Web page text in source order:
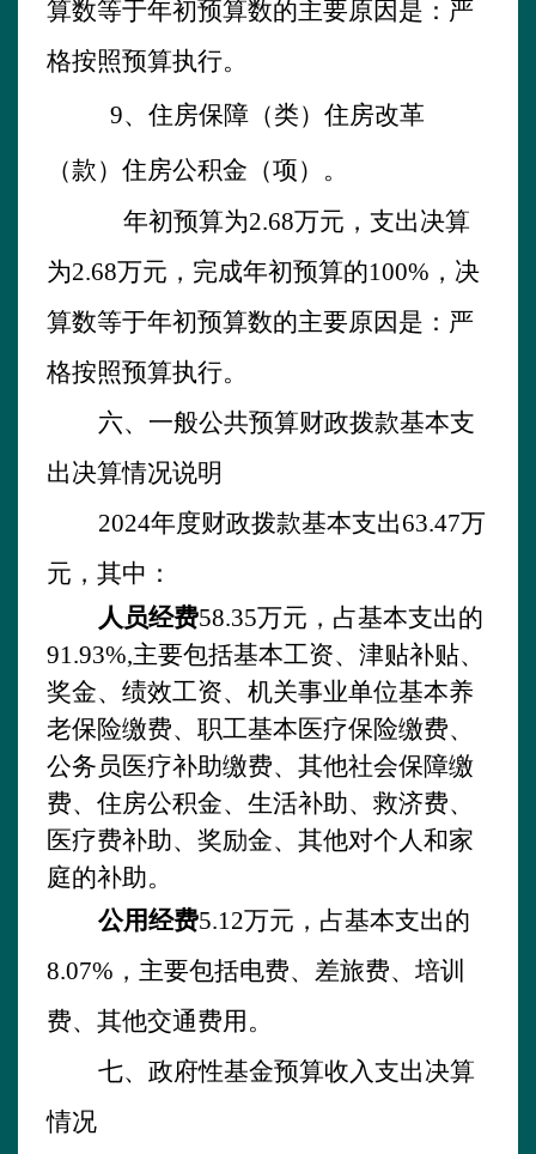
算数等于年初预算数的主要原因是： 严
格按照预算执行。
9、住房保障 （类）住房改革
（款）住房公积金 （项）。
年初预算为2.68万元，支出决算
为2.68万元， 完成年初预算的100% ， 决
算数等于年初预算数的主要原因是： 严
格按照预算执行。
六、一般公共预算财政拨款基本支
出决算情况说明
2024年度财政拨款基本支出63.47万
元，其中：
人员经费58.35万元，占基本支出的
91.93%,主要包括基本工资、津贴补贴、
奖金、 绩效工资、机关事业单位基本养
老保险缴费、职工基本医疗保险缴费、
公务员医疗补助缴费、其他社会保障缴
费、住房公积金、生活补助、 救济费、
医疗费补助、 奖励金、其他对个人和家
庭的补助。
公用经费5.12万元，占基本支出的
8.07% ，主要包括电费、 差旅费、培训
费、其他交通费用 。
七、政府性基金预算收入支出决算
情况